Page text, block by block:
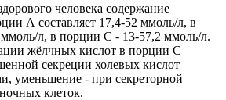
человека содержание
А составляет 17,4-52 ммоль/л, в
л, в порции С - 13-57,2 ммоль/л.
жёлчных кислот в порции С
секреции холевых кислот
уменьшение - при секреторной
клеток.